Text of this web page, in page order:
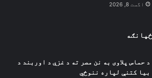
اگست 8, 2026
د حماس پلاوی به نن مصر ته د غزې د اوربند د
بیا کتنې لپاره ننوځي